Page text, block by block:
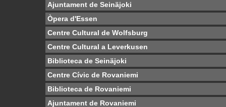
Ajuntament de Seinäjoki
Òpera d'Essen
Centre Cultural de Wolfsburg
Centre Cultural a Leverkusen
Biblioteca de Seinäjoki
Centre Cívic de Rovaniemi
Biblioteca de Rovaniemi
Ajuntament de Rovaniemi